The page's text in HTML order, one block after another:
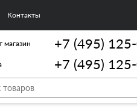
Контакты
магазин +7 (495)
+7 (495)